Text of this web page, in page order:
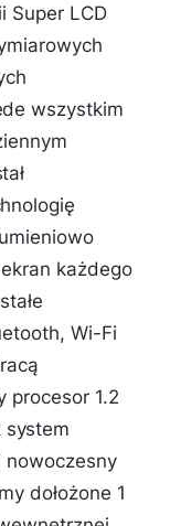
Super LCD
wszystkim
każdego
Wi-Fi
procesor 1.2
system
nowoczesny
dołożone 1